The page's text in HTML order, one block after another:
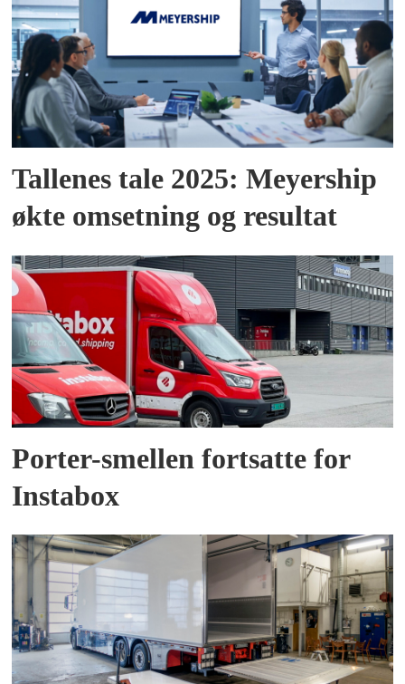
Tallenes tale 2025: Meyership
økte omsetning og resultat
Porter-smellen fortsatte for
Instabox